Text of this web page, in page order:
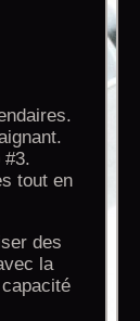
#3.
tout en
des
la